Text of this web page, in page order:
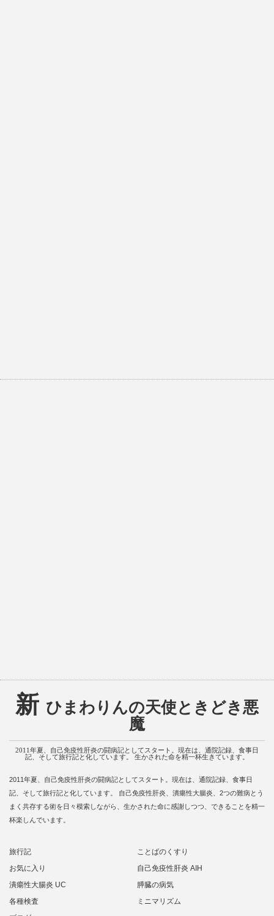
新 ひまわりんの天使ときどき悪
魔
2011年夏、自己免疫性肝炎の闘病記としてスタート。現在は、通院記録、食事日
記、そして旅行記と化しています。 生かされた命を精一杯生きています。
2011年夏、自己免疫性肝炎の闘病記としてスタート。現在は、通院記録、食事日
記、そして旅行記と化しています。 自己免疫性肝炎、潰瘍性大腸炎、2つの難病とう
まく共存する術を日々模索しながら、生かされた命に感謝しつつ、できることを精一
杯楽しんでいます。
旅行記
ことばのくすり
お気に入り
自己免疫性肝炎 AIH
潰瘍性大腸炎 UC
膵臓の病気
各種検査
ミニマリズム